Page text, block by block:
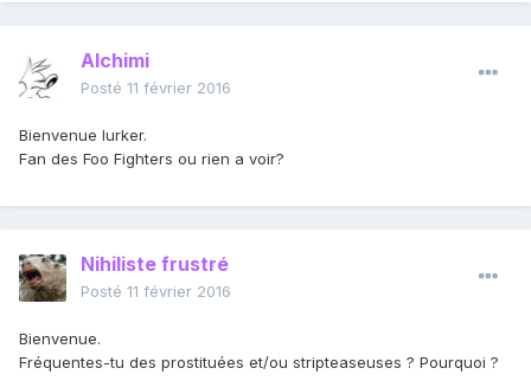
Alchimi
Posté 11 février 2016
Bienvenue lurker.
Fan des Foo Fighters ou rien a voir?
Nihiliste frustré
Posté 11 février 2016
Bienvenue.
Fréquentes-tu des prostituées et/ou stripteaseuses ? Pourquoi ?